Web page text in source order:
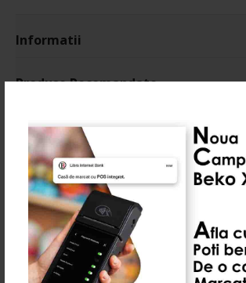
Informatii
Produse Recomandate
0 Recenzie(i)
Vă recomandăm: